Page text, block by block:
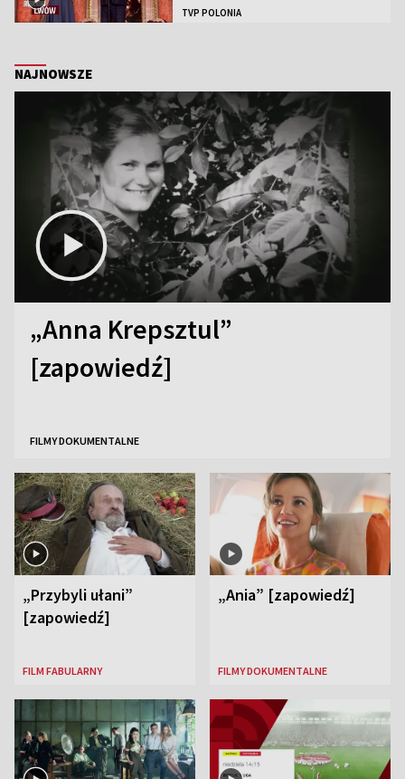
TVP POLONIA
NAJNOWSZE
„Anna Krepsztul”
[zapowiedź]
FILMY DOKUMENTALNE
„Przybyli ułani”
[zapowiedź]
FILM FABULARNY
„Ania” [zapowiedź]
FILMY DOKUMENTALNE